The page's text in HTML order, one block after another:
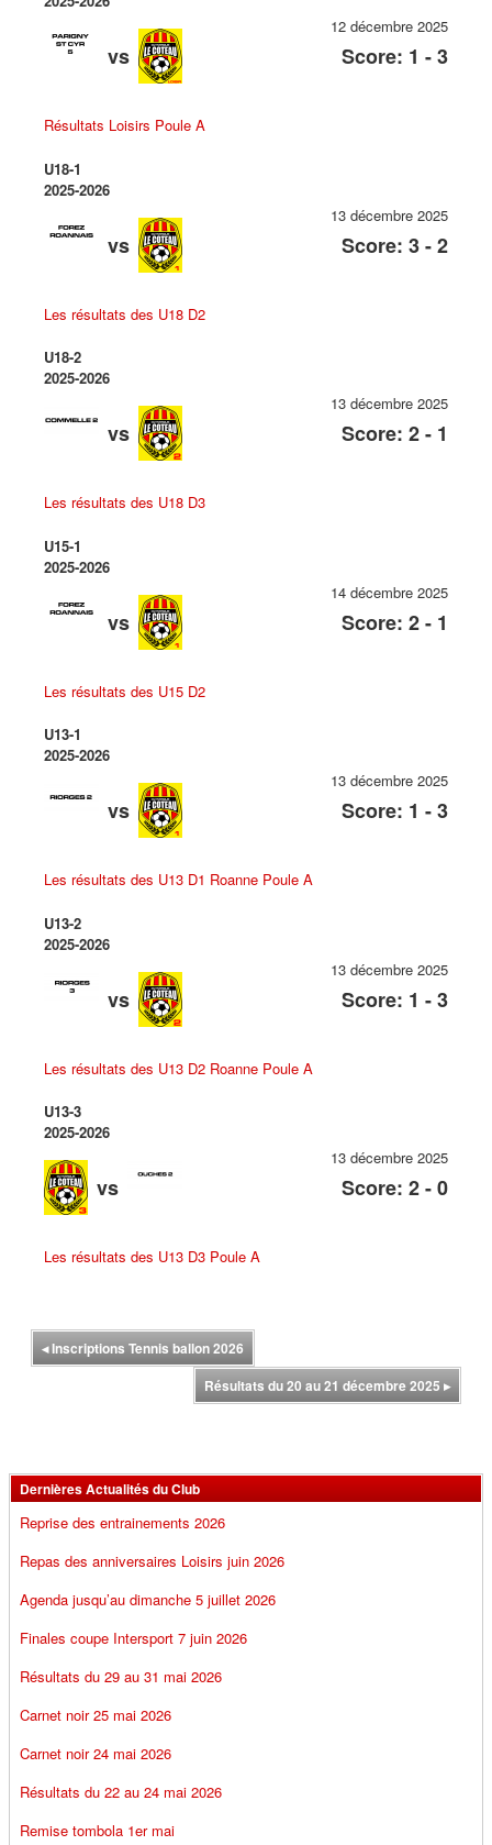
vs
12 décembre 2025
Score: 1 - 3
Résultats Loisirs Poule A
U18-1
2025-2026
vs
13 décembre 2025
Score: 3 - 2
Les résultats des U18 D2
U18-2
2025-2026
vs
13 décembre 2025
Score: 2 - 1
Les résultats des U18 D3
U15-1
2025-2026
vs
14 décembre 2025
Score: 2 - 1
Les résultats des U15 D2
U13-1
2025-2026
vs
13 décembre 2025
Score: 1 - 3
Les résultats des U13 D1 Roanne Poule A
U13-2
2025-2026
vs
13 décembre 2025
Score: 1 - 3
Les résultats des U13 D2 Roanne Poule A
U13-3
2025-2026
vs
13 décembre 2025
Score: 2 - 0
Les résultats des U13 D3 Poule A
◂Inscriptions Tennis ballon 2026
Résultats du 20 au 21 décembre 2025 ▸
Dernières Actualités du Club
Reprise des entrainements 2026
Repas des anniversaires Loisirs juin 2026
Agenda jusqu’au dimanche 5 juillet 2026
Finales coupe Intersport 7 juin 2026
Résultats du 29 au 31 mai 2026
Carnet noir 25 mai 2026
Carnet noir 24 mai 2026
Résultats du 22 au 24 mai 2026
Remise tombola 1er mai